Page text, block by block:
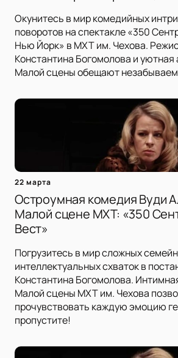
Окунитесь в мир комедийных
поворотов на спектакле «350
Нью Йорк» в МХТ им. Чехова.
Константина Богомолова и
Малой сцены обещают
22 марта
Остроумная комедия Вуди
Малой сцене МХТ: «350
Вест»
Погрузитесь в мир сложных
интеллектуальных схваток в
Константина Богомолова.
Малой сцены МХТ им. Чехова
прочувствовать каждую эмоцию
пропустите!